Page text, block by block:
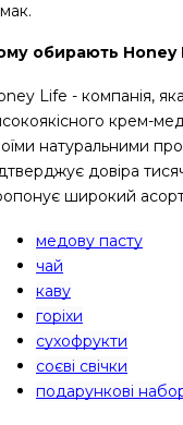
обирають Honey
Life - компанія, яка
крем-
натуральними
довіра
широкий
медову пасту
чай
каву
горіхи
сухофрукти
соєві свічки
подарункові